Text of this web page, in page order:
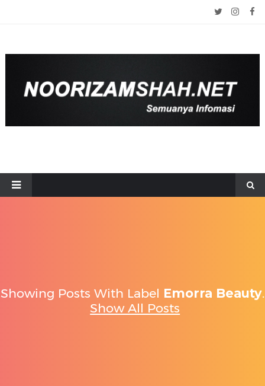
Showing Posts With Label Emorra Beauty.
Show All Posts